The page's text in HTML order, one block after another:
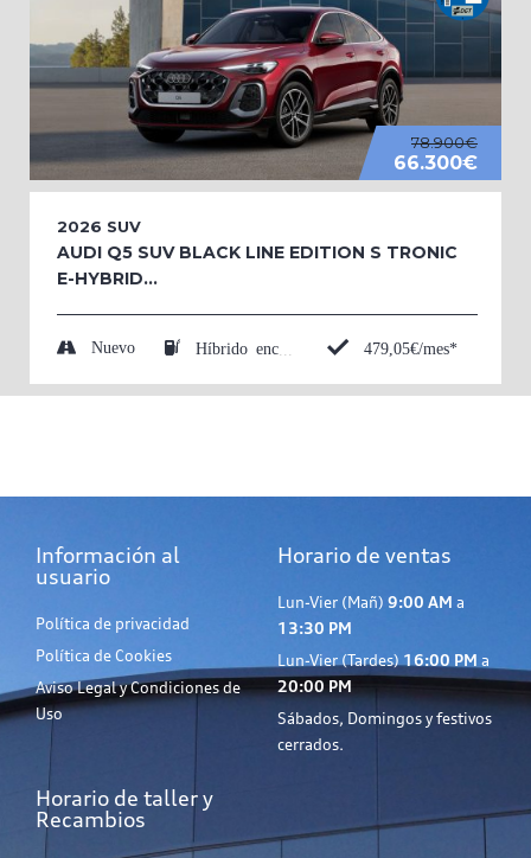
78.900€
66.300€
2026 SUV
AUDI Q5 SUV BLACK LINE EDITION S TRONIC
E-HYBRID...
Nuevo 479,05€/mes*
Información al
usuario
Política de privacidad
Política de Cookies
Aviso Legal y Condiciones de
Uso
Horario de ventas
Lun-Vier (Mañ) 9:00 AM a
13:30 PM
Lun-Vier (Tardes)16:00 PM a
20:00 PM
Sábados, Domingos y festivos
cerrados.
Horario de taller y
Recambios